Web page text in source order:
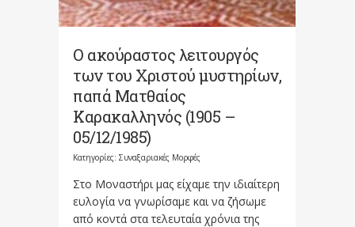
Ο ακούραστος λειτουργός
των του Χριστού μυστηρίων,
παπά Ματθαίος
Καρακαλληνός (1905 –
05/12/1985)
Κατηγορίες: Συναξαριακές Μορφές
Στο Μοναστήρι μας είχαμε την ιδιαίτερη
ευλογία να γνω­ρίσαμε και να ζήσωμε
από κοντά στα τελευταία χρόνια της